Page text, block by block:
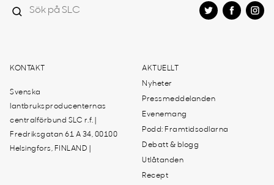
KONTAKT
Svenska
lantbruksproducenternas
centralförbund SLC r.f. |
Fredriksgatan 61 A 34, 00100
Helsingfors, FINLAND |
AKTUELLT
Nyheter
Pressmeddelanden
Evenemang
Podd: Framtidsodlarna
Debatt & blogg
Utlåtanden
Recept